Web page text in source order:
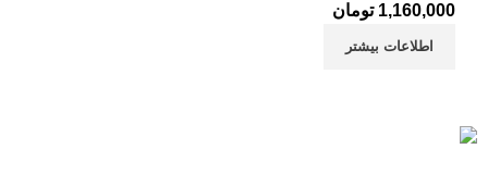
1,160,000 تومان
اطلاعات بیشتر